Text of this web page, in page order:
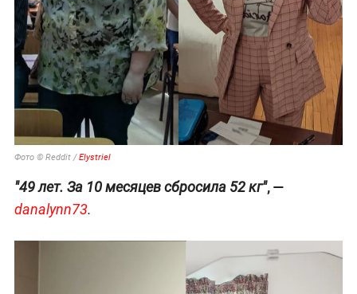
Фото © Reddit /Elystriel
"49 лет. За 10 месяцев сбросила 52 кг", —
danalynn73.